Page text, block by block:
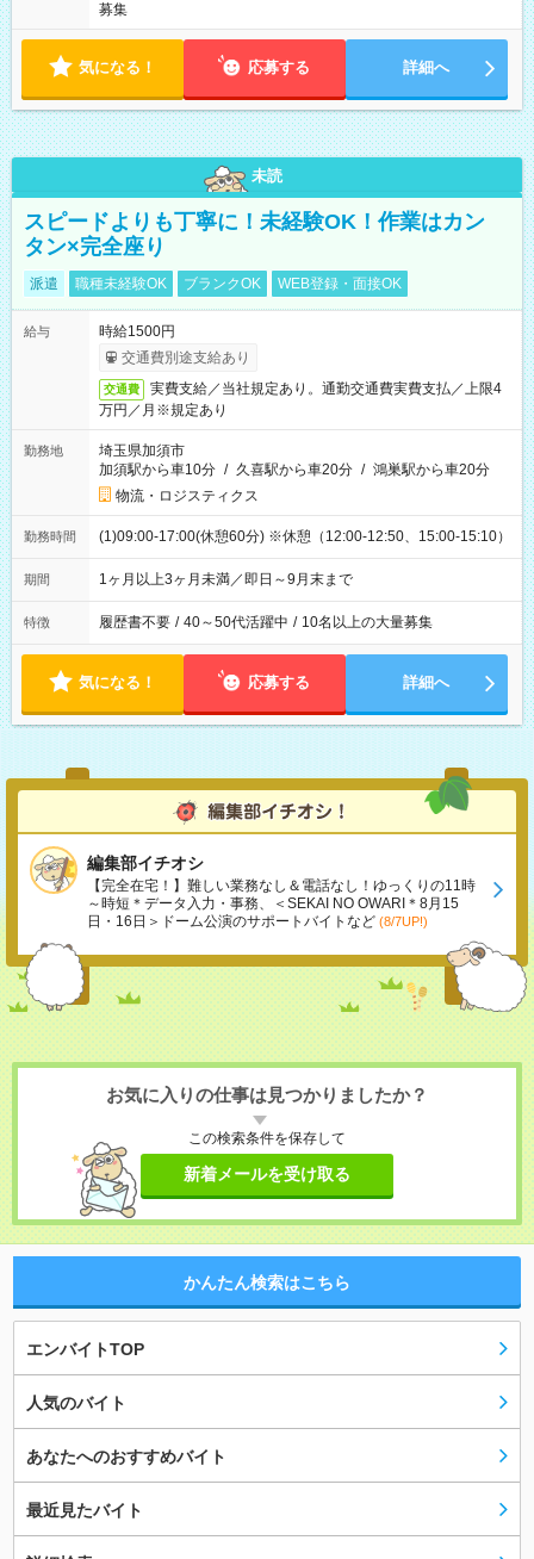
募集
気になる！ 応募する 詳細へ
未読
スピードよりも丁寧に！未経験OK！作業はカン
タン×完全座り
派遣 職種未経験OK ブランクOK WEB登録・面接OK
給与
時給1500円
交通費別途支給あり
交通費
実費支給／当社規定あり。通勤交通費実費支払／上限4
万円／月※規定あり
勤務地
埼玉県加須市
加須駅から車10分 / 久喜駅から車20分 / 鴻巣駅から車20分
物流・ロジスティクス
勤務時間 (1)09:00-17:00(休憩60分) ※休憩（12:00-12:50、15:00-15:10）
期間 1ヶ月以上3ヶ月未満／即日～9月末まで
特徴 履歴書不要 / 40～50代活躍中 / 10名以上の大量募集
気になる！ 応募する 詳細へ
編集部イチオシ
【完全在宅！】難しい業務なし＆電話なし！ゆっくりの11時
～時短＊データ入力・事務、＜SEKAI NO OWARI＊8月15
日・16日＞ドーム公演のサポートバイトなど (8/7UP!)
お気に入りの仕事は見つかりましたか？
この検索条件を保存して
新着メールを受け取る
かんたん検索はこちら
エンバイトTOP
人気のバイト
あなたへのおすすめバイト
最近見たバイト